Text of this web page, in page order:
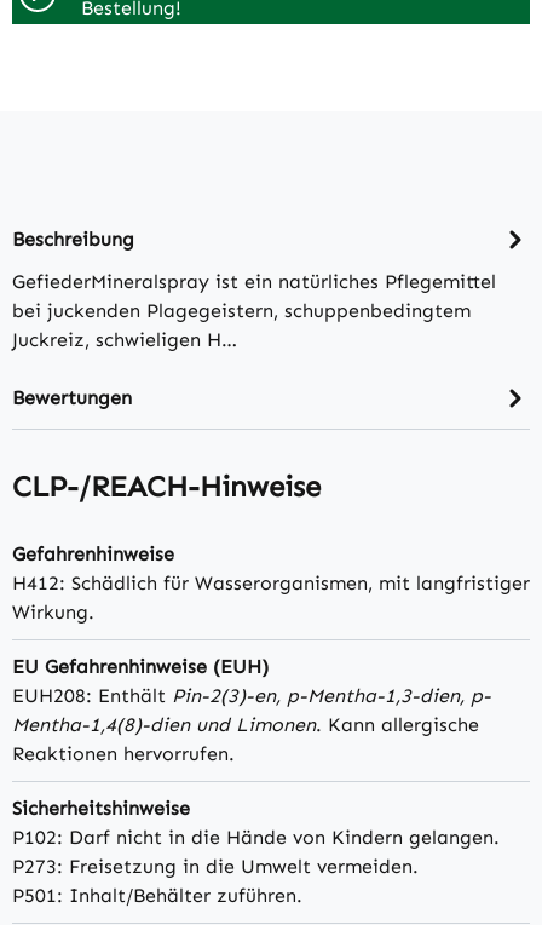
Bestellung!
Beschreibung
GefiederMineralspray ist ein natürliches Pflegemittel
bei juckenden Plagegeistern, schuppenbedingtem
Juckreiz, schwieligen H…
Bewertungen
CLP-/REACH-Hinweise
Gefahrenhinweise
H412: Schädlich für Wasserorganismen, mit langfristiger
Wirkung.
EU Gefahrenhinweise (EUH)
EUH208: Enthält Pin-2(3)-en, p-Mentha-1,3-dien, p-
Mentha-1,4(8)-dien und Limonen. Kann allergische
Reaktionen hervorrufen.
Sicherheitshinweise
P102: Darf nicht in die Hände von Kindern gelangen.
P273: Freisetzung in die Umwelt vermeiden.
P501: Inhalt/Behälter zuführen.